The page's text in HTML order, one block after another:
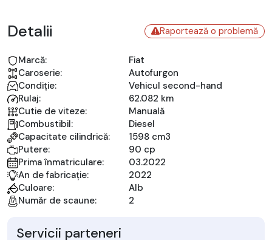
Detalii Raportează o problemă
Marcă:
Fiat
Caroserie:
Autofurgon
Condiție:
Vehicul second-hand
Rulaj:
62.082 km
Cutie de viteze:
Manuală
Combustibil:
Diesel
Capacitate cilindrică:
1598 cm3
Putere:
90 cp
Prima înmatriculare:
03.2022
An de fabricație:
2022
Culoare:
Alb
Număr de scaune:
2
Servicii parteneri